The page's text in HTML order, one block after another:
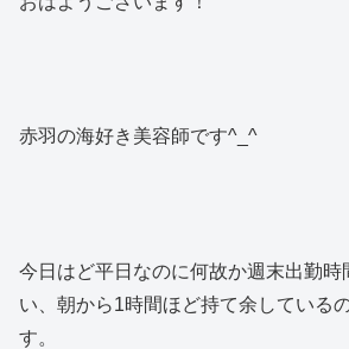
赤羽の海好き美容師です^_^
今日はど平日なのに何故か週末出勤時
い、朝から1時間ほど持て余している
す。